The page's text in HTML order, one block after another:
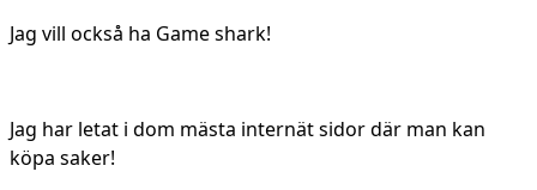
Jag vill också ha Game shark!
Jag har letat i dom mästa internät sidor där man kan
köpa saker!